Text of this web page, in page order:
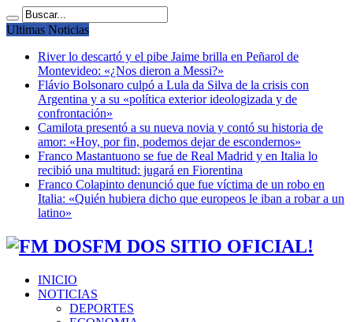
Ultimas Noticias
River lo descartó y el pibe Jaime brilla en Peñarol de
Montevideo: «¿Nos dieron a Messi?»
Flávio Bolsonaro culpó a Lula da Silva de la crisis con
Argentina y a su «política exterior ideologizada y de
confrontación»
Camilota presentó a su nueva novia y contó su historia de
amor: «Hoy, por fin, podemos dejar de escondernos»
Franco Mastantuono se fue de Real Madrid y en Italia lo
recibió una multitud: jugará en Fiorentina
Franco Colapinto denunció que fue víctima de un robo en
Italia: «Quién hubiera dicho que europeos le iban a robar a un
latino»
FM DOS SITIO OFICIAL!
INICIO
NOTICIAS
DEPORTES